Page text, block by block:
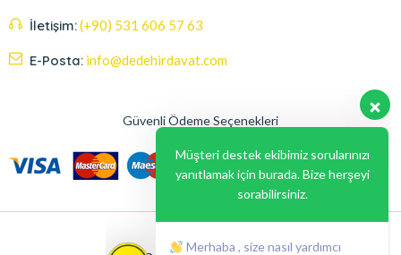
İletişim:(+90) 531 606 57 63
E-Posta: info@dedehirdavat.com
Güvenli Ödeme Seçenekleri
yanıtlamak için burada. Bize herşeyi
sorabilirsiniz.
olabilirim ?